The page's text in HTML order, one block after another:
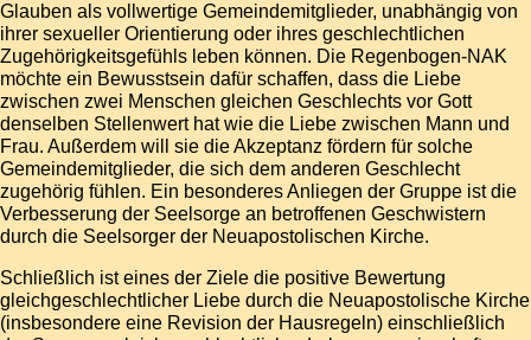
Glauben als vollwertige Gemeindemitglieder, unabhängig von
ihrer sexueller Orientierung oder ihres geschlechtlichen
Zugehörigkeitsgefühls leben können. Die Regenbogen-NAK
möchte ein Bewusstsein dafür schaffen, dass die Liebe
zwischen zwei Menschen gleichen Geschlechts vor Gott
denselben Stellenwert hat wie die Liebe zwischen Mann und
Frau. Außerdem will sie die Akzeptanz fördern für solche
Gemeindemitglieder, die sich dem anderen Geschlecht
zugehörig fühlen. Ein besonderes Anliegen der Gruppe ist die
Verbesserung der Seelsorge an betroffenen Geschwistern
durch die Seelsorger der Neuapostolischen Kirche.
Schließlich ist eines der Ziele die positive Bewertung
gleichgeschlechtlicher Liebe durch die Neuapostolische Kirche
(insbesondere eine Revision der Hausregeln) einschließlich